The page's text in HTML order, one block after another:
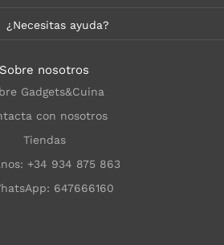
¿Necesitas ayuda?
Sobre nosotros
Gadgets&Cuina
con nosotros
Tiendas
+34 934 875 863
647666160